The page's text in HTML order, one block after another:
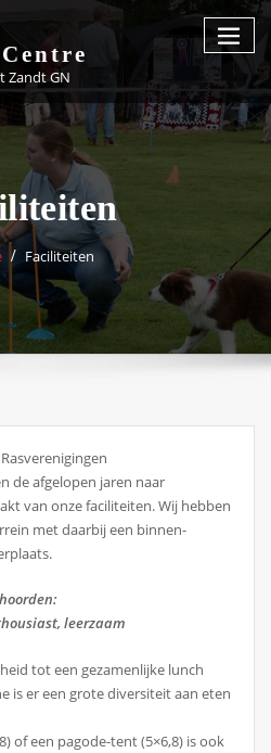
Zandt GN
Faciliteiten
de afgelopen jaren naar
van onze faciliteiten. Wij hebben
met daarbij een binnen-
leerzaam
tot een gezamenlijke lunch
is er een grote diversiteit aan eten
of een pagode-tent (5×6,8) is ook